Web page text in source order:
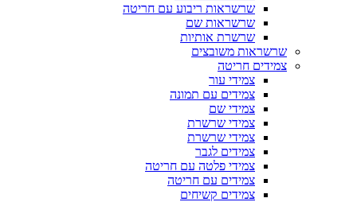
שרשראות ריבוע עם חריטה
שרשראות שם
שרשרת אותיות
שרשראות משובצים
צמידים חריטה
צמידי עור
צמידים עם תמונה
צמידי שם
צמידי שרשרת
צמידי שרשרת
צמידים לגבר
צמידי פלטה עם חריטה
צמידים עם חריטה
צמידים קשיחים